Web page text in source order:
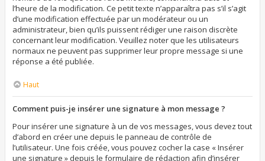
l’heure de la modification. Ce petit texte n’apparaîtra pas s’il s’agit
d’une modification effectuée par un modérateur ou un
administrateur, bien qu’ils puissent rédiger une raison discrète
concernant leur modification. Veuillez noter que les utilisateurs
normaux ne peuvent pas supprimer leur propre message si une
réponse a été publiée.
Haut
Comment puis-je insérer une signature à mon message ?
Pour insérer une signature à un de vos messages, vous devez tout
d’abord en créer une depuis le panneau de contrôle de
l’utilisateur. Une fois créée, vous pouvez cocher la case « Insérer
une signature » depuis le formulaire de rédaction afin d’insérer